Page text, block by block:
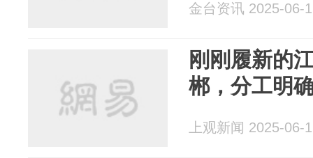
金台资讯 2025-06-
刚刚履新的
郴，分工明
上观新闻 2025-06-